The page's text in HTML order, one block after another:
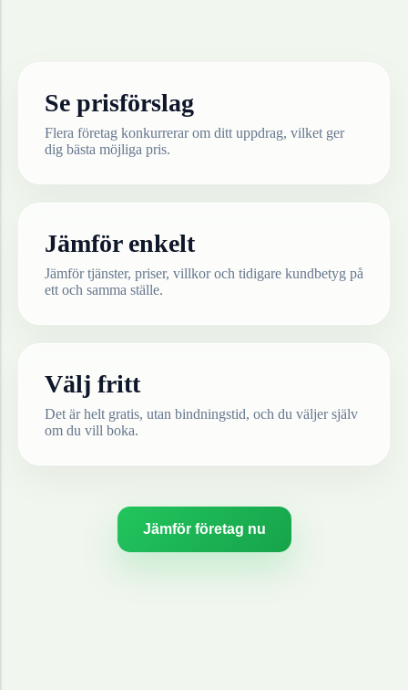
Se prisförslag
Flera företag konkurrerar om ditt uppdrag, vilket ger
dig bästa möjliga pris.
Jämför enkelt
Jämför tjänster, priser, villkor och tidigare kundbetyg på
ett och samma ställe.
Välj fritt
Det är helt gratis, utan bindningstid, och du väljer själv
om du vill boka.
Jämför företag nu